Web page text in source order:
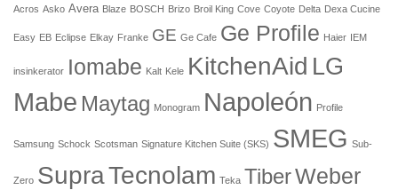
Acros Asko Avera Blaze BOSCH Brizo Broil King Cove Coyote Delta Dexa Cucine
Easy EB Eclipse Elkay Franke GE Ge Cafe Ge Profile Haier IEM
insinkerator Iomabe Kalt Kele KitchenAid LG
Mabe Maytag Monogram Napoleón Profile
Samsung Schock Scotsman Signature Kitchen Suite (SKS) SMEG Sub-
Zero SupraTecnolam Teka TiberWeber